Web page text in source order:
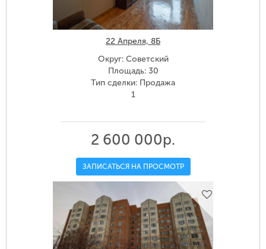
22 Апреля, 8Б
Округ: Советский
Площадь: 30
Тип сделки: Продажа
1
2 600 000р.
ЗАПИСАТЬСЯ НА ПРОСМОТР